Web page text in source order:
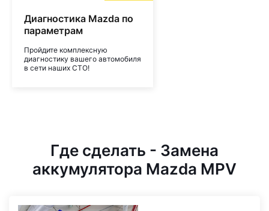
Диагностика Mazda по
параметрам
Пройдите комплексную
диагностику вашего автомобиля
в сети наших СТО!
Где сделать - Замена
аккумулятора Mazda MPV